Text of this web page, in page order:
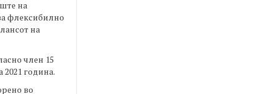
на
флексибилно
на
член 15
2021 година.
во